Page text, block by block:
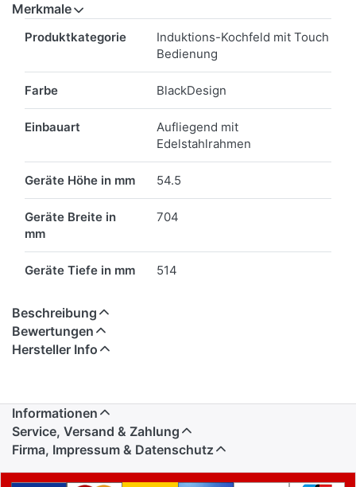
Merkmale
Produktkategorie
Induktions-Kochfeld mit Touch
Bedienung
Farbe BlackDesign
Einbauart
Aufliegend mit
Edelstahlrahmen
Geräte Höhe in mm 54.5
Geräte Breite in
mm
704
Geräte Tiefe in mm 514
Beschreibung
Bewertungen
Hersteller Info
Informationen
Service, Versand & Zahlung
Firma, Impressum & Datenschutz